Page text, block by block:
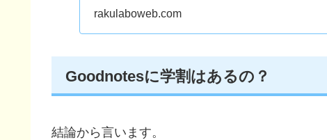
rakulaboweb.com
Goodnotesに学割はあるの？
結論から言います。